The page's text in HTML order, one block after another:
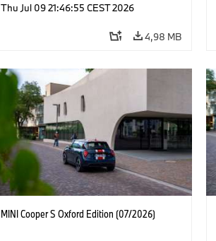
Thu Jul 09 21:46:55 CEST 2026
4,98 MB
MINI Cooper S Oxford Edition (07/2026)